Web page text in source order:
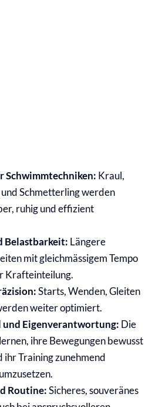
Schwimmtechniken: Kraul,
und Schmetterling werden
ruhig und effizient
Belastbarkeit: Längere
mit gleichmässigem Tempo
Krafteinteilung.
Starts, Wenden, Gleiten
weiter optimiert.
Eigenverantwortung: Die
ihre Bewegungen bewusst
ihr Training zunehmend
Routine:Sicheres, souveränes